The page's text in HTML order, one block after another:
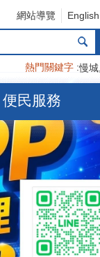
網站導覽 English
熱門關鍵字 慢城
便民服務